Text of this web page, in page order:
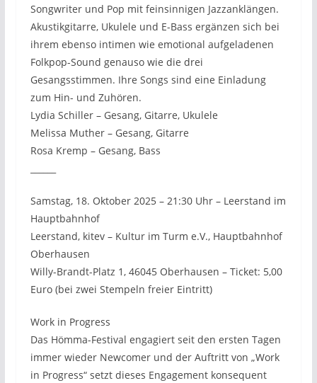
Songwriter und Pop mit feinsinnigen Jazzanklängen.
Akustikgitarre, Ukulele und E-Bass ergänzen sich bei
ihrem ebenso intimen wie emotional aufgeladenen
Folkpop-Sound genauso wie die drei
Gesangsstimmen. Ihre Songs sind eine Einladung
zum Hin- und Zuhören.
Lydia Schiller – Gesang, Gitarre, Ukulele
Melissa Muther – Gesang, Gitarre
Rosa Kremp – Gesang, Bass
Samstag, 18. Oktober 2025 – 21:30 Uhr – Leerstand im
Hauptbahnhof
Leerstand, kitev – Kultur im Turm e.V., Hauptbahnhof
Oberhausen
Willy-Brandt-Platz 1, 46045 Oberhausen – Ticket: 5,00
Euro (bei zwei Stempeln freier Eintritt)
Work in Progress
Das Hömma-Festival engagiert seit den ersten Tagen
immer wieder Newcomer und der Auftritt von „Work
in Progress“ setzt dieses Engagement konsequent